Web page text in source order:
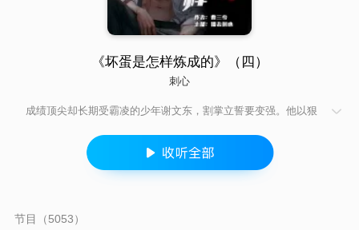
《坏蛋是怎样炼成的》（四）
刺心
成绩顶尖却长期受霸凌的少年谢文东，割掌立誓要变强。他以狠
东北黑道，整合北洪门，建立“商黑结合”的势力版图。与南洪门向
问天巅峰博弈，布局海外，最终成为黑道霸主，在权力与人性的
挣扎中，演绎出一段充满血性与谋略的黑道传奇。 随着时代的发
节目（5053）